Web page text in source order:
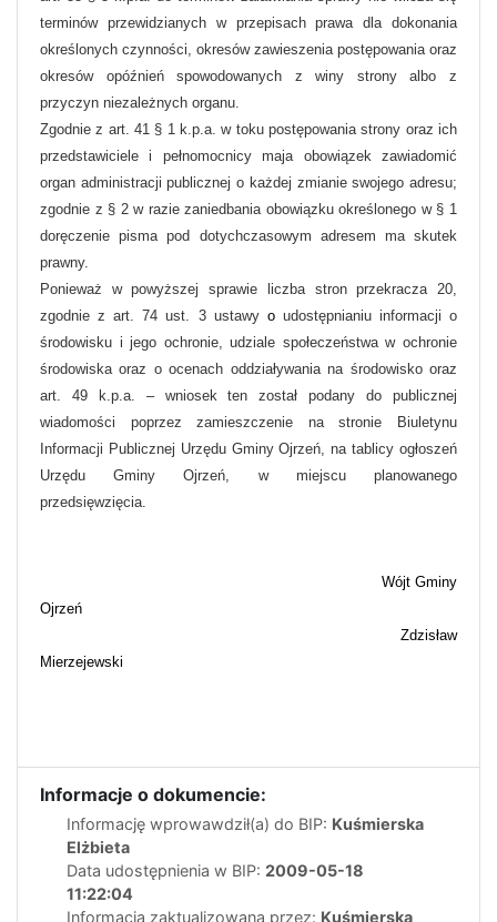
terminów przewidzianych w przepisach prawa dla dokonania
określonych czynności, okresów zawieszenia postępowania oraz
okresów opóźnień spowodowanych z winy strony albo z
przyczyn niezależnych organu.
Zgodnie z art. 41 § 1 k.p.a. w toku postępowania strony oraz ich
przedstawiciele i pełnomocnicy maja obowiązek zawiadomić
organ administracji publicznej o każdej zmianie swojego adresu;
zgodnie z § 2 w razie zaniedbania obowiązku określonego w § 1
doręczenie pisma pod dotychczasowym adresem ma skutek
prawny.
Ponieważ w powyższej sprawie liczba stron przekracza 20,
zgodnie z art. 74 ust. 3 ustawy o udostępnianiu informacji o
środowisku i jego ochronie, udziale społeczeństwa w ochronie
środowiska oraz o ocenach oddziaływania na środowisko oraz
art. 49 k.p.a. – wniosek ten został podany do publicznej
wiadomości poprzez zamieszczenie na stronie Biuletynu
Informacji Publicznej Urzędu Gminy Ojrzeń, na tablicy ogłoszeń
Urzędu Gminy Ojrzeń, w miejscu planowanego
przedsięwzięcia.
Wójt Gminy
Ojrzeń
Zdzisław
Mierzejewski
Informacje o dokumencie:
Informację wprowawdził(a) do BIP: Kuśmierska
Elżbieta
Data udostępnienia w BIP: 2009-05-18
11:22:04
Informacja zaktualizowana przez: Kuśmierska